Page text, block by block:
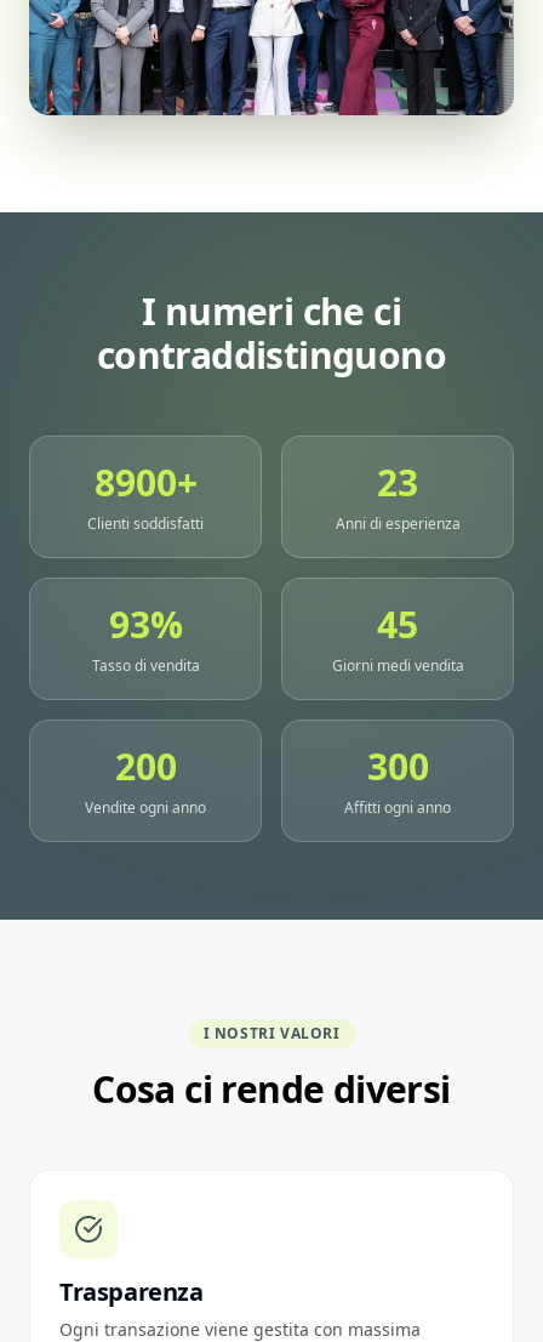
I numeri che ci
contraddistinguono
8900+
Clienti soddisfatti
23
Anni di esperienza
93%
Tasso di vendita
45
Giorni medi vendita
200
Vendite ogni anno
300
Affitti ogni anno
I NOSTRI VALORI
Cosa ci rende diversi
Trasparenza
Ogni transazione viene gestita con massima